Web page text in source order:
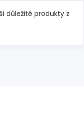
důležité produkty z